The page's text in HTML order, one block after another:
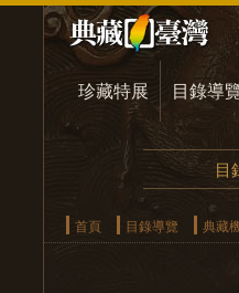
珍藏特展 目錄導
目
首頁 目錄導覽 典藏